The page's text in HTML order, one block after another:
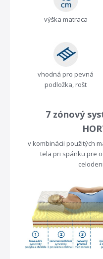
výška matraca
vhodná pro pevná
podložka, rošt
7 zónový
v kombinácii použitých
tela pri spánku pre